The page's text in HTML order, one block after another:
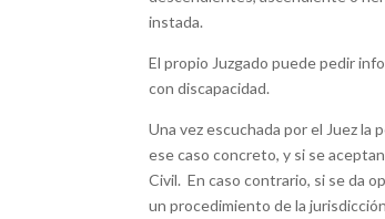
instada.
El propio Juzgado puede pedir
con discapacidad.
Una vez escuchada por el Juez la
ese caso concreto, y si se
Civil. En caso contrario, si se da
un procedimiento de la